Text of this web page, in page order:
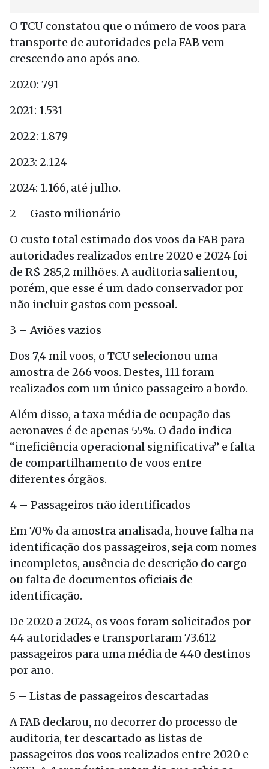
O TCU constatou que o número de voos para
transporte de autoridades pela FAB vem
crescendo ano após ano.
2020: 791
2021: 1.531
2022: 1.879
2023: 2.124
2024: 1.166, até julho.
2 – Gasto milionário
O custo total estimado dos voos da FAB para
autoridades realizados entre 2020 e 2024 foi
de R$ 285,2 milhões. A auditoria salientou,
porém, que esse é um dado conservador por
não incluir gastos com pessoal.
3 – Aviões vazios
Dos 7,4 mil voos, o TCU selecionou uma
amostra de 266 voos. Destes, 111 foram
realizados com um único passageiro a bordo.
Além disso, a taxa média de ocupação das
aeronaves é de apenas 55%. O dado indica
“ineficiência operacional significativa” e falta
de compartilhamento de voos entre
diferentes órgãos.
4 – Passageiros não identificados
Em 70% da amostra analisada, houve falha na
identificação dos passageiros, seja com nomes
incompletos, ausência de descrição do cargo
ou falta de documentos oficiais de
identificação.
De 2020 a 2024, os voos foram solicitados por
44 autoridades e transportaram 73.612
passageiros para uma média de 440 destinos
por ano.
5 – Listas de passageiros descartadas
A FAB declarou, no decorrer do processo de
auditoria, ter descartado as listas de
passageiros dos voos realizados entre 2020 e